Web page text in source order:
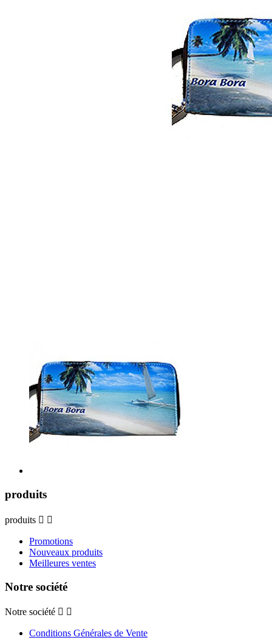
produits
produits  
Promotions
Nouveaux produits
Meilleures ventes
Notre société
Notre société  
Conditions Générales de Vente